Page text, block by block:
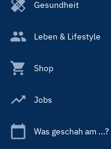
Gesundheit
Leben & Lifestyle
Shop
Jobs
Was geschah am ...?